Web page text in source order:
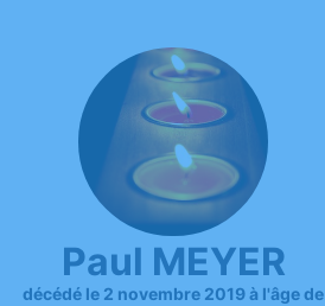
Paul MEYER
décédé le 2 novembre 2019 à l'âge de